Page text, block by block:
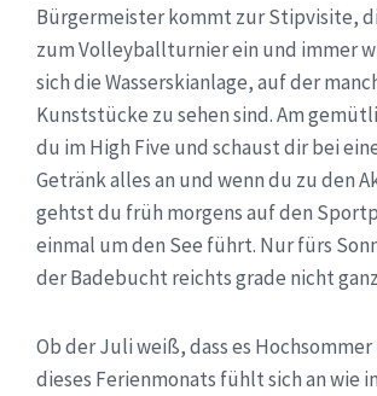
Bürgermeister kommt zur Stipvisite,
zum Volleyballturnier ein und immer
sich die Wasserskianlage, auf der
Kunststücke zu sehen sind. Am
du im High Five und schaust dir bei
Getränk alles an und wenn du zu den
gehtst du früh morgens auf den
einmal um den See führt. Nur fürs
der Badebucht reichts grade nicht
Ob der Juli weiß, dass es Hochsommer
dieses Ferienmonats fühlt sich an wie